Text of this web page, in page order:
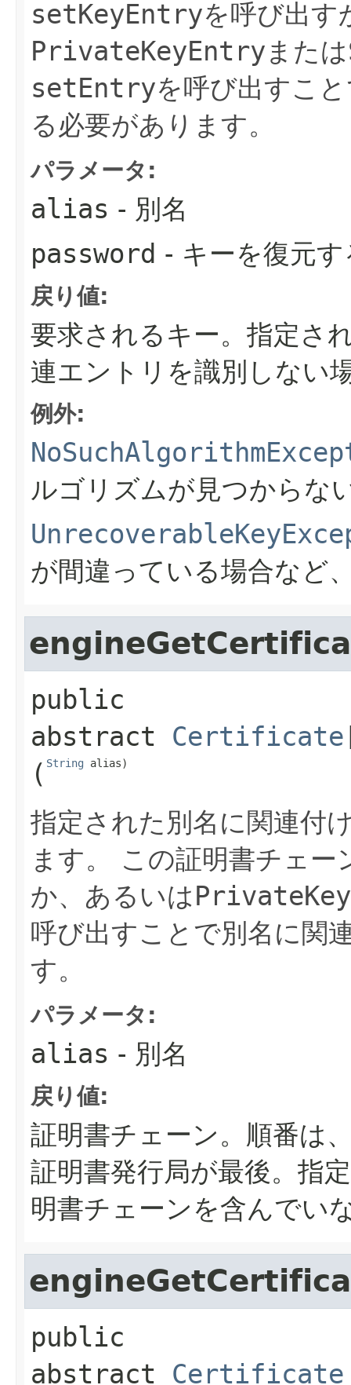
setKeyEntryを呼び出す
PrivateKeyEntryまたは
setEntryを呼び出すこ
る必要があります。
パラメータ:
alias - 別名
password - キーを復元
戻り値:
要求されるキー。指定さ
連エントリを識別しない
例外:
ルゴリズムが見つからな
が間違っている場合など
public
abstract Certificate
( String alias)
指定された別名に関連付
ます。
この証明書チェー
か、あるいは
呼び出すことで別名に関
す。
パラメータ:
alias - 別名
戻り値:
証明書チェーン。順番は
証明書発行局が最後。指
明書チェーンを含んでい
public
abstract Certificate